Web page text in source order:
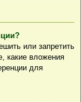
или запретить
какие вложения
для